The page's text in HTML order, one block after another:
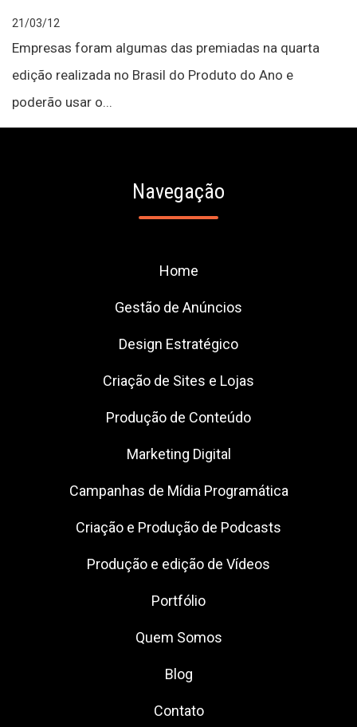
21/03/12
Empresas foram algumas das premiadas na quarta
edição realizada no Brasil do Produto do Ano e
poderão usar o...
Navegação
Home
Gestão de Anúncios
Design Estratégico
Criação de Sites e Lojas
Produção de Conteúdo
Marketing Digital
Campanhas de Mídia Programática
Criação e Produção de Podcasts
Produção e edição de Vídeos
Portfólio
Quem Somos
Blog
Contato